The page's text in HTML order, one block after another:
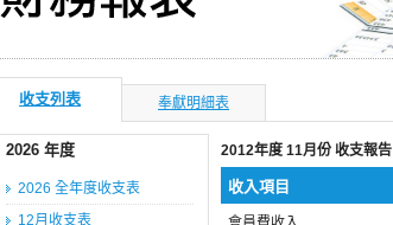
收支列表 奉獻明細表
2026 年度
2026 全年度收支表
12月收支表
2012年度 11月份 收支報告
收入項目